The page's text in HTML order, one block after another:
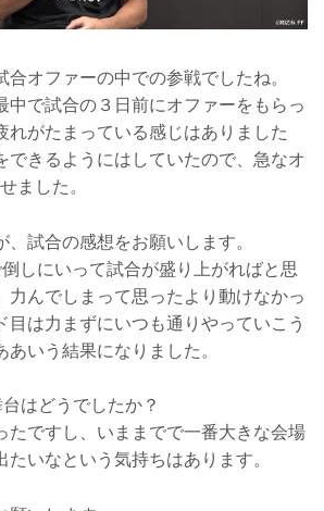
オファーの中での参戦でしたね。
で試合の３日前にオファーをもらっ
れがたまっている感じはありました
できるようにはしていたので、急なオ
ました。
試合の感想をお願いします。
しにいって試合が盛り上がればと思
力んでしまって思ったより動けなかっ
目は力まずにいつも通りやっていこう
あいう結果になりました。
はどうでしたか？
ですし、いままでで一番大きな会場
たいなという気持ちはあります。